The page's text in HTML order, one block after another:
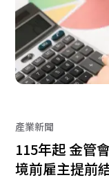
產業新聞
115年起 金管
境前雇主提前